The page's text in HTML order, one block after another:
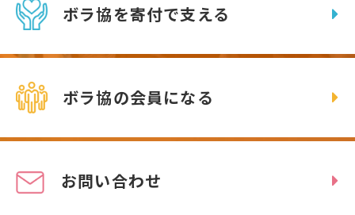
ボラ協を寄付で支える
ボラ協の会員になる
お問い合わせ